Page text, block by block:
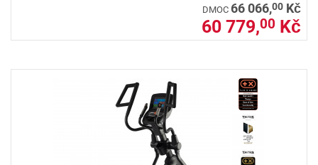
DMOC 66 066,00 Kč
60 779,00 Kč